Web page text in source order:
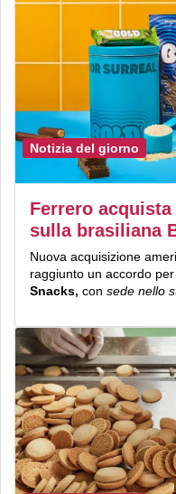
Notizia del giorno
Ferrero
sulla brasiliana
Nuova acquisizione
raggiunto un accordo
Snacks, con sede nello